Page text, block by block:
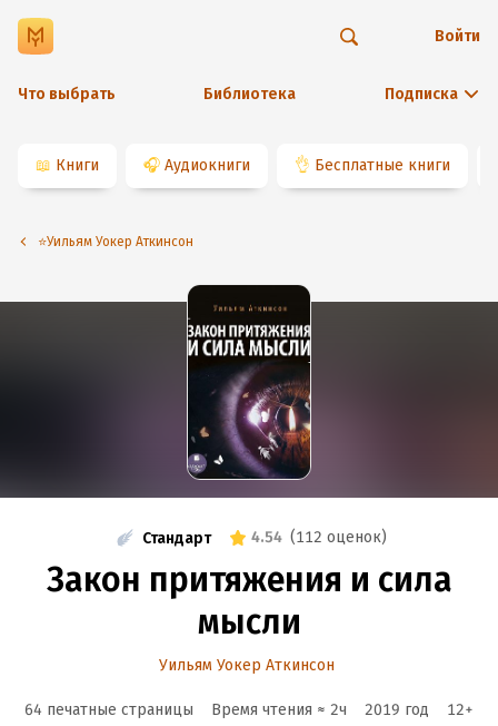
Что выбрать Библиотека Подписка
Войти
📖 Книги 🎧 Аудиокниги 👌 Бесплатные книги
⭐️Уильям Уокер Аткинсон
Стандарт 4.54 (112 оценок)
Закон притяжения и сила
мысли
Уильям Уокер Аткинсон
64 печатные страницы Время чтения ≈ 2ч 2019 год 12+